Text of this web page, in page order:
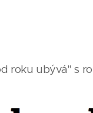
roku ubývá" s